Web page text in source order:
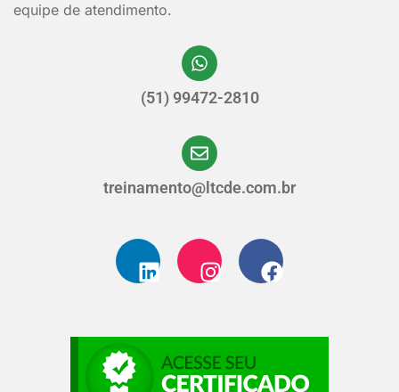
equipe de atendimento.
(51) 99472-2810
treinamento@ltcde.com.br